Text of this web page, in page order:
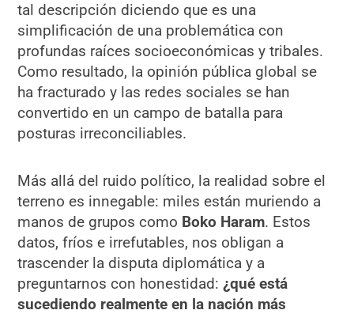
tal descripción diciendo que es una
simplificación de una problemática con
profundas raíces socioeconómicas y tribales.
Como resultado, la opinión pública global se
ha fracturado y las redes sociales se han
convertido en un campo de batalla para
posturas irreconciliables.
Más allá del ruido político, la realidad sobre el
terreno es innegable: miles están muriendo a
manos de grupos como Boko Haram. Estos
datos, fríos e irrefutables, nos obligan a
trascender la disputa diplomática y a
preguntarnos con honestidad:¿qué está
sucediendo realmente en la nación más